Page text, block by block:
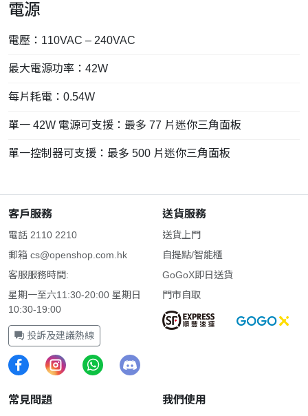
電源
電壓：110VAC – 240VAC
最大電源功率：42W
每片耗電：0.54W
單一 42W 電源可支援：最多 77 片迷你三角面板
單一控制器可支援：最多 500 片迷你三角面板
客戶服務
電話 2110 2210
郵箱 cs@openshop.com.hk
客服服務時間:
星期一至六11:30-20:00 星期日
10:30-19:00
投訴及建議熱線
送貨服務
送貨上門
自提點/智能櫃
GoGoX即日送貨
門市自取
常見問題 我們使用